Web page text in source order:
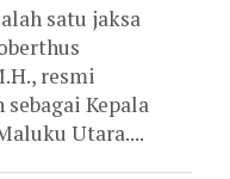
satu jaksa
resmi
Kepala
Utara....